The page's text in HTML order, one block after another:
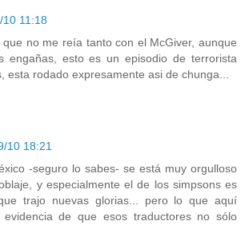
10 11:18
que no me reía tanto con el McGiver, aunque
engañas, esto es un episodio de terrorista
esta rodado expresamente asi de chunga...
10 18:21
-seguro lo sabes- se está muy orgulloso
y especialmente el de los simpsons es
trajo nuevas glorias... pero lo que aquí
evidencia de que esos traductores no sólo